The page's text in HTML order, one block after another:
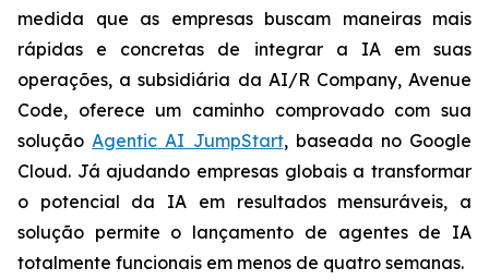
medida que as empresas buscam maneiras mais
rápidas e concretas de integrar a IA em suas
operações, a subsidiária da AI/R Company, Avenue
Code, oferece um caminho comprovado com sua
soluçãoAgentic AI JumpStart, baseada no Google
Cloud. Já ajudando empresas globais a transformar
o potencial da IA em resultados mensuráveis, a
solução permite o lançamento de agentes de IA
totalmente funcionais em menos de quatro semanas.